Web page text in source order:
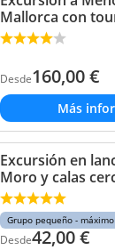
Mallorca con
Desde160,00€
Más
Excursión en
Moro y calas
Grupo pequeño -
Desde42,00€